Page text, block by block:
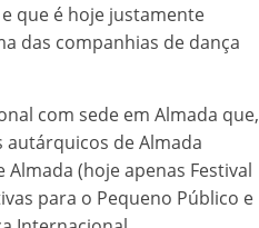
que é hoje justamente
das companhias de dança
com sede em Almada que,
de Almada
(hoje apenas Festival
para o Pequeno Público e